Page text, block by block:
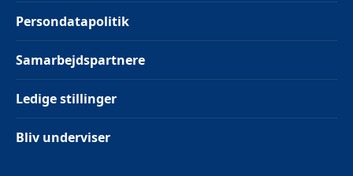
Persondatapolitik
Samarbejdspartnere
Ledige stillinger
Bliv underviser